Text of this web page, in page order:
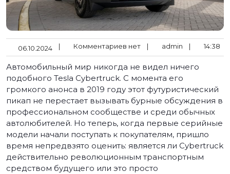
06.10.2024 | Комментариев нет | admin | 14:38
Автомобильный мир никогда не видел ничего
подобного Tesla Cybertruck. С момента его
громкого анонса в 2019 году этот футуристический
пикап не перестает вызывать бурные обсуждения в
профессиональном сообществе и среди обычных
автолюбителей. Но теперь, когда первые серийные
модели начали поступать к покупателям, пришло
время непредвзято оценить: является ли Cybertruck
действительно революционным транспортным
средством будущего или это просто